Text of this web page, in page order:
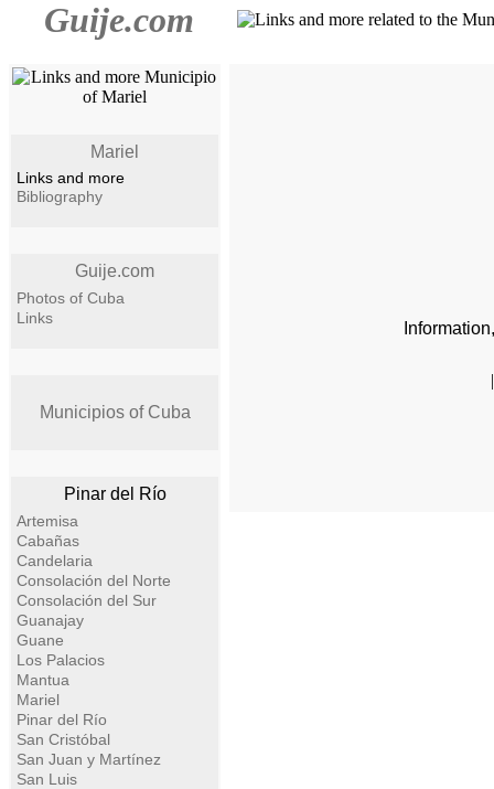
Guije.com
Mariel
Links and more
Bibliography
Guije.com
Photos of Cuba
Links
Municipios of Cuba
Pinar del Río
Artemisa
Cabañas
Candelaria
Consolación del Norte
Consolación del Sur
Guanajay
Guane
Los Palacios
Mantua
Mariel
Pinar del Río
San Cristóbal
San Juan y Martínez
San Luis